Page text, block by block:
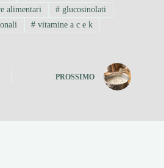
alimentari # glucosinolati
# vitamine a c e k
PROSSIMO